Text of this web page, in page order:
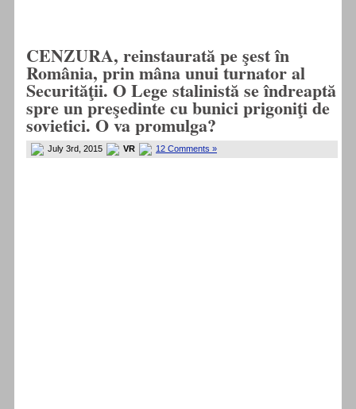
CENZURA, reinstaurată pe şest în
România, prin mâna unui turnator al
Securităţii. O Lege stalinistă se îndreaptă
spre un preşedinte cu bunici prigoniţi de
sovietici. O va promulga?
July 3rd, 2015 VR 12 Comments »